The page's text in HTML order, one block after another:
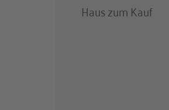
Haus zum Kauf